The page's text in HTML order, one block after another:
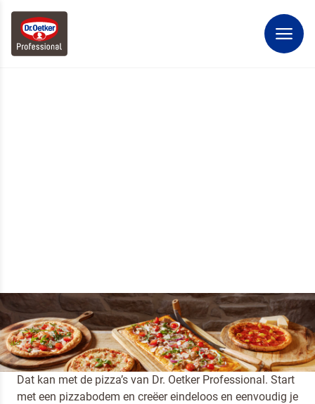
SNEL EN GEMAKKELIJK PIZZA’S
TOEVOEGEN AAN JOUW MENUKAART?
Dat kan met de pizza’s van Dr. Oetker Professional. Start
met een pizzabodem en creëer eindeloos en eenvoudig je